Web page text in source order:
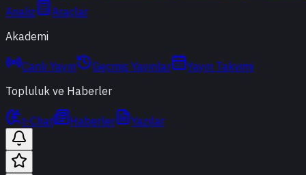
Analiz
Araçlar
Akademi
Canlı Yayın Geçmiş Yayınlar
Yayın Takvimi
Topluluk ve Haberler
t-Chat Haberler Yazılar